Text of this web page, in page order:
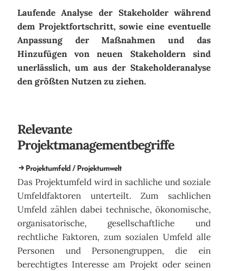
Laufende Analyse der Stakeholder während
dem Projektfortschritt, sowie eine eventuelle
Anpassung der Maßnahmen und das
Hinzufügen von neuen Stakeholdern sind
unerlässlich, um aus der Stakeholderanalyse
den größten Nutzen zu ziehen.
Relevante
Projektmanagementbegriffe
Projektumfeld / Projektumwelt
Das Projektumfeld wird in sachliche und soziale
Umfeldfaktoren unterteilt. Zum sachlichen
Umfeld zählen dabei technische, ökonomische,
organisatorische, gesellschaftliche und
rechtliche Faktoren, zum sozialen Umfeld alle
Personen und Personengruppen, die ein
berechtigtes Interesse am Projekt oder seinen